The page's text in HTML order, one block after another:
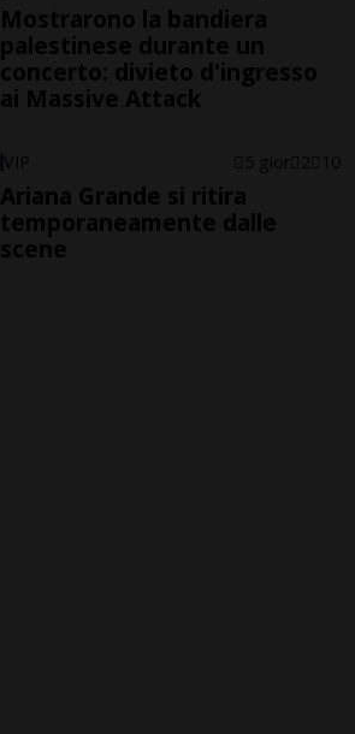
Mostrarono la bandiera
palestinese durante un
concerto: divieto d'ingresso
ai Massive Attack
VIP 5 gior 2 10
Ariana Grande si ritira
temporaneamente dalle
scene